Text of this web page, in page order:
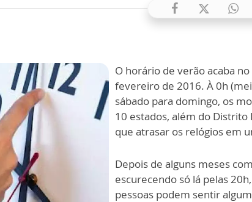
O horário de verão acaba
fevereiro de 2016. À 0h
sábado para domingo, os
10 estados, além do Distrito
que atrasar os relógios em
Depois de alguns meses
escurecendo só lá pelas
pessoas podem sentir